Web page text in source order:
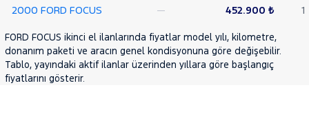
SSANGYONG
SUBARU
TESLA
2000 FORD FOCUS
— 452.900 ₺ 1
FORD FOCUS ikinci el ilanlarında fiyatlar model yılı, kilometre,
donanım paketi ve aracın genel kondisyonuna göre değişebilir.
Tablo, yayındaki aktif ilanlar üzerinden yıllara göre başlangıç
fiyatlarını gösterir.